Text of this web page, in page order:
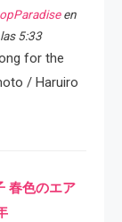
en
5:33
for the
/ Haruiro
春色のエア